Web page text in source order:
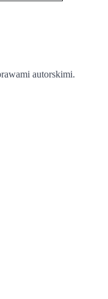
autorskimi.